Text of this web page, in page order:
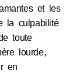
et les
la culpabilité
toute
lourde,
en